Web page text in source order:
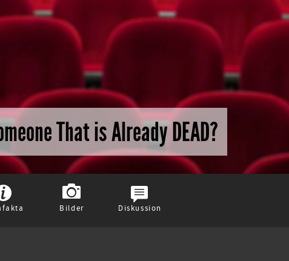
That is Already DEAD?
Bilder Diskussion